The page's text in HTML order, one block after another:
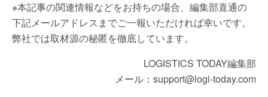
※本記事の関連情報などをお持ちの場合、編集部直通の
下記メールアドレスまでご一報いただければ幸いです。
弊社では取材源の秘匿を徹底しています。
LOGISTICS TODAY編集部
メール：support@logi-today.com